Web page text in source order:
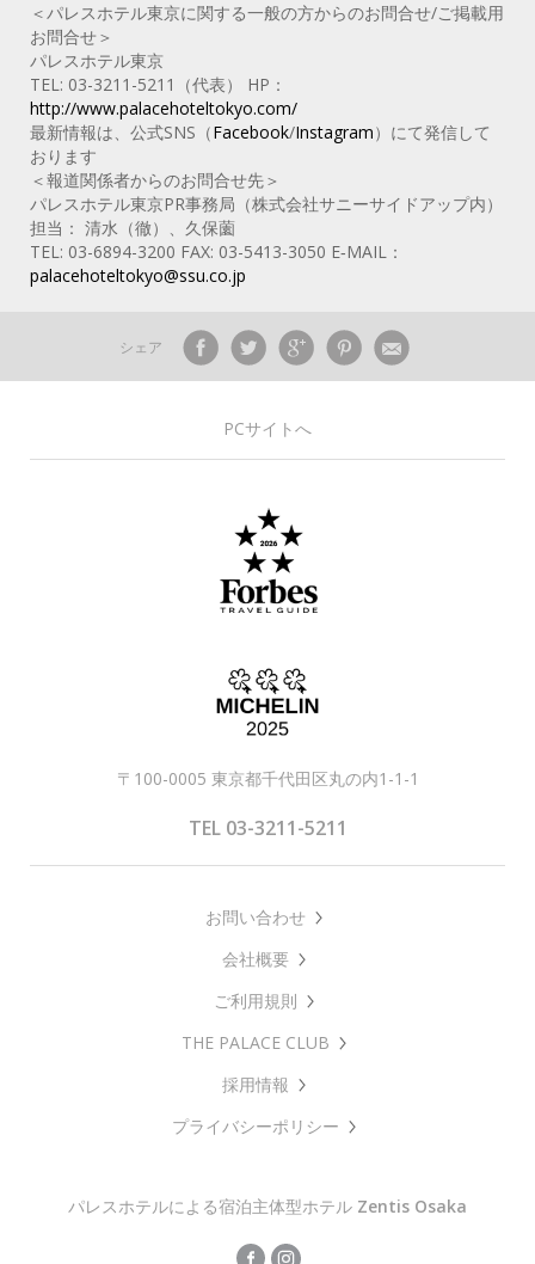
＜パレスホテル東京に関する一般の方からのお問合せ/ご掲載用
お問合せ＞
パレスホテル東京
TEL: 03-3211-5211（代表） HP：
http://www.palacehoteltokyo.com/
最新情報は、公式SNS（Facebook/Instagram）にて発信して
おります
＜報道関係者からのお問合せ先＞
パレスホテル東京PR事務局（株式会社サニーサイドアップ内）
担当： 清水（徹）、久保薗
TEL: 03-6894-3200 FAX: 03-5413-3050 E‐MAIL：
palacehoteltokyo@ssu.co.jp
シェア
PCサイトへ
〒100-0005 東京都千代田区丸の内1-1-1
TEL 03-3211-5211
お問い合わせ
会社概要
ご利用規則
THE PALACE CLUB
採用情報
プライバシーポリシー
パレスホテルによる宿泊主体型ホテル Zentis Osaka